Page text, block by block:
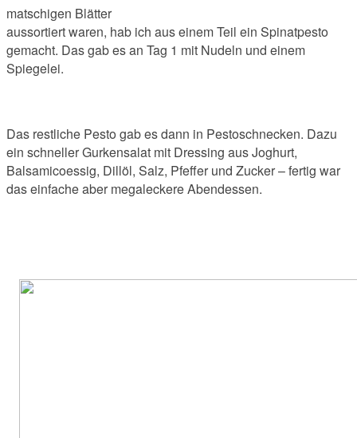
matschigen Blätter
aussortiert waren, hab ich aus einem Teil ein Spinatpesto
gemacht. Das gab es an Tag 1 mit Nudeln und einem
Spiegelei.
Das restliche Pesto gab es dann in Pestoschnecken. Dazu
ein schneller Gurkensalat mit Dressing aus Joghurt,
Balsamicoessig, Dillöl, Salz, Pfeffer und Zucker – fertig war
das einfache aber megaleckere Abendessen.